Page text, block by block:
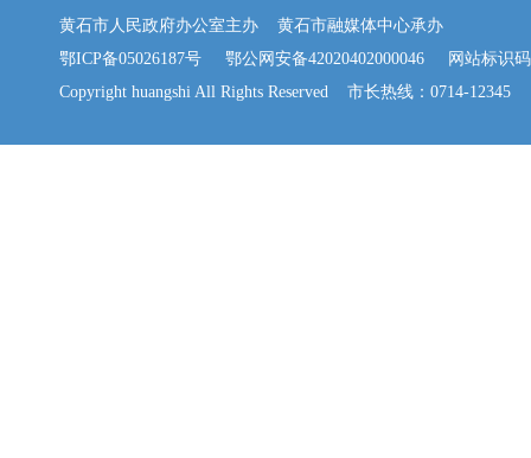
黄石市人民政府办公室主办 黄石市融媒体中心承办
鄂ICP备05026187号
鄂公网安备42020402000046 网站标识码
Copyright huangshi All Rights Reserved 市长热线：0714-12345